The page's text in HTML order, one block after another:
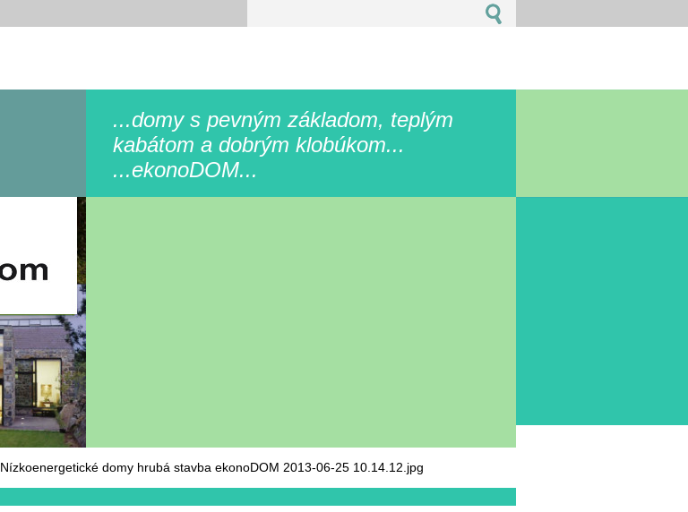
...domy s pevným základom, teplým
kabátom a dobrým klobúkom...
...ekonoDOM...
Nízkoenergetické domy hrubá stavba ekonoDOM 2013-06-25 10.14.12.jpg